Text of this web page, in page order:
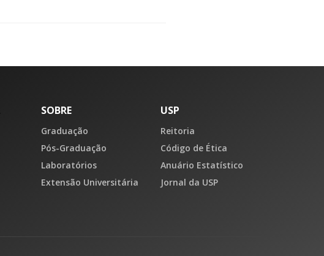
SOBRE
Graduação
Pós-Graduação
Laboratórios
Extensão Universitária
USP
Reitoria
Código de Ética
Anuário Estatístico
Jornal da USP